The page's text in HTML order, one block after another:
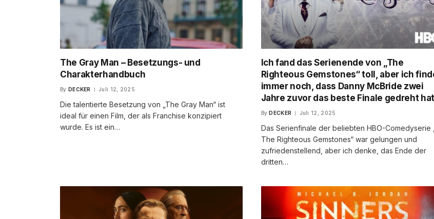
The Gray Man – Besetzungs- und
Charakterhandbuch
By DECKER Juli 12, 2025
Die talentierte Besetzung von „The Gray Man“ ist
ideal für einen Film, der als Franchise konzipiert
wurde. Es ist ein…
Ich fand das Serienende von „The
Righteous Gemstones“ toll, aber ich
immer noch, dass Danny McBride zwei
Jahre zuvor das beste Finale gedreht hat
By DECKER Juli 12, 2025
Das Serienfinale der beliebten HBO-Comedyserie „
The Righteous Gemstones“ war gelungen und
zufriedenstellend, aber ich denke, das Ende der
dritten…